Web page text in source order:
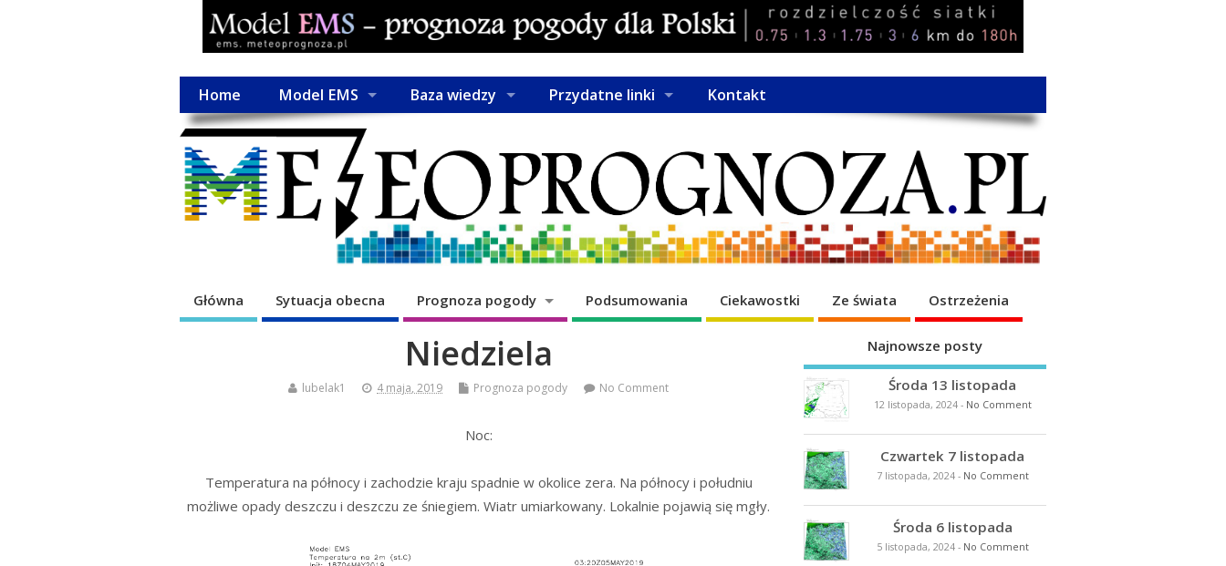
Home Model EMS Baza wiedzy Przydatne linki Kontakt
Główna Sytuacja obecna Prognoza pogody Podsumowania Ciekawostki Ze świata Ostrzeżenia
Niedziela
lubelak1 4 maja, 2019 Prognoza pogody No Comment
Noc:
Temperatura na północy i zachodzie kraju spadnie w okolice zera. Na północy i południu
możliwe opady deszczu i deszczu ze śniegiem. Wiatr umiarkowany. Lokalnie pojawią się mgły.
Najnowsze posty
Środa 13 listopada
12 listopada, 2024- No Comment
Czwartek 7 listopada
7 listopada, 2024- No Comment
Środa 6 listopada
5 listopada, 2024- No Comment